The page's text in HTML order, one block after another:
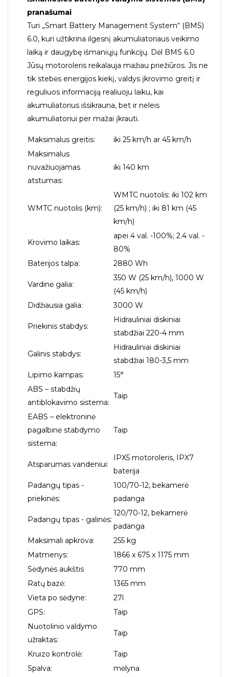
pranašumai
Turi „Smart Battery Management System“ (BMS)
6.0, kuri užtikrina ilgesnį akumuliatoriaus veikimo
laiką ir daugybę išmaniųjų funkcijų. Dėl BMS 6.0
Jūsų motoroleris reikalauja mažiau priežiūros. Jis ne
tik stebės energijos kiekį, valdys įkrovimo greitį ir
reguliuos informaciją realiuoju laiku, kai
akumuliatorius išsikrauna, bet ir neleis
akumuliatoriui per mažai įkrauti.
Maksimalus greitis:
iki 25 km/h ar 45 km/h
Maksimalus
nuvažiuojamas
atstumas:
iki 140 km
WMTC nuotolis (km):
WMTC nuotolis: iki 102 km
(25 km/h) ; iki 81 km (45
km/h)
Krovimo laikas:
apei 4 val. -100%; 2.4 val. -
80%
Baterijos talpa:
2880 Wh
Vardinė galia:
350 W (25 km/h), 1000 W
(45 km/h)
Didžiausia galia:
3000 W
Priekinis stabdys:
Hidrauliniai diskiniai
stabdžiai 220-4 mm
Galinis stabdys:
Hidrauliniai diskiniai
stabdžiai 180-3,5 mm
Lipimo kampas:
15°
ABS – stabdžių
antiblokavimo sistema:
Taip
EABS – elektroninė
pagalbinė stabdymo
sistema:
Taip
Atsparumas vandeniui:
IPX5 motoroleris, IPX7
baterija
Padangų tipas -
priekinės:
100/70-12, bekamerė
padanga
Padangų tipas - galinės:
120/70-12, bekamerė
padanga
Maksimali apkrova:
255 kg
Matmenys:
1866 x 675 x 1175 mm
Sėdynės aukštis
770 mm
Ratų bazė:
1365 mm
Vieta po sėdyne:
27l
GPS:
Taip
Nuotolinio valdymo
užraktas:
Taip
Kruizo kontrolė:
Taip
Spalva:
mėlyna